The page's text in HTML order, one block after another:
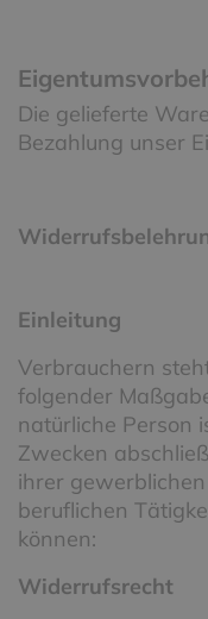
Die gelieferte
Bezahlung unser
Einleitung
Verbrauchern
folgender
natürliche Person
Zwecken
ihrer
beruflichen
können:
Widerrufsrecht